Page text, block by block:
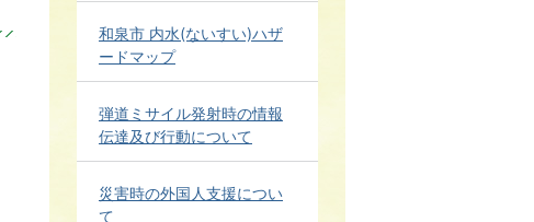
和泉市 内水(ないすい)ハザ
ードマップ
弾道ミサイル発射時の情報
伝達及び行動について
災害時の外国人支援につい
て